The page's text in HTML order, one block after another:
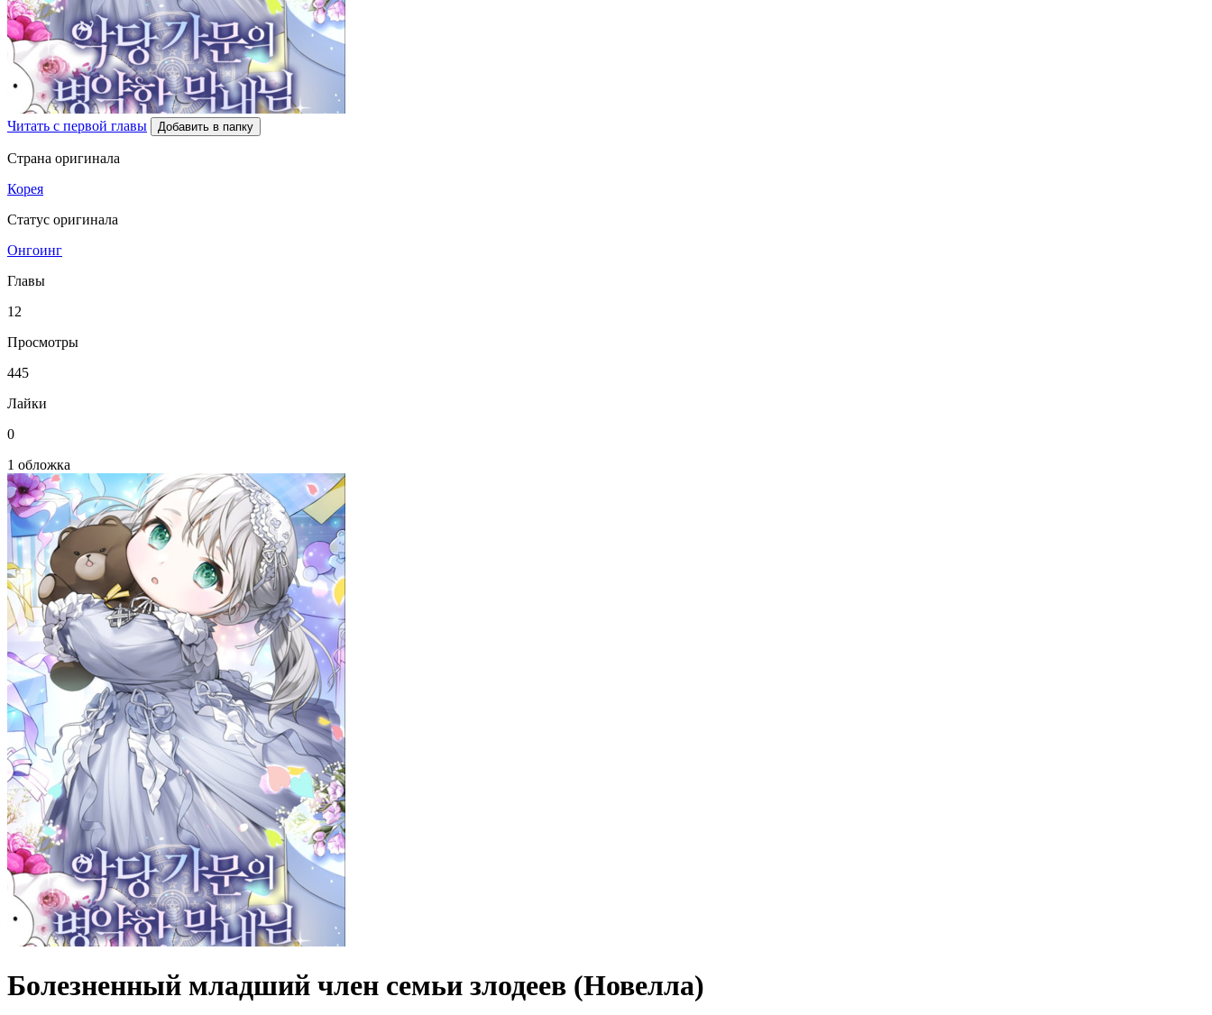
Читать с первой главы Добавить в папку
Страна оригинала
Корея
Статус оригинала
Онгоинг
Главы
12
Просмотры
445
Лайки
0
1 обложка
Болезненный младший член семьи злодеев (Новелла)